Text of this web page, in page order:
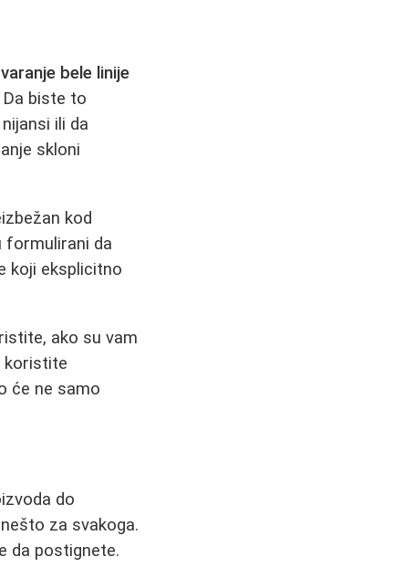
bele linije
biste to
ili da
skloni
kod
formulirani da
koji eksplicitno
ako su vam
koristite
će ne samo
do
za svakoga.
da postignete.